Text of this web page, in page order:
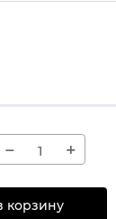
− +
корзину